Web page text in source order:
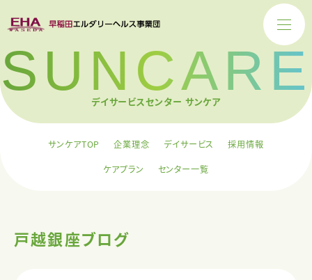
SUNCARE
デイサービスセンター サンケア
サンケアTOP 企業理念 デイサービス
採用情報
ケアプラン
センター一覧
戸越銀座ブログ